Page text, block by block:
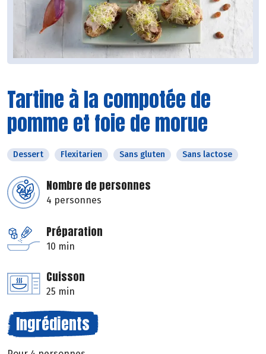
Tartine à la compotée de
pomme et foie de morue
Dessert Flexitarien Sans gluten Sans lactose
Nombre de personnes
4 personnes
Préparation
10 min
Cuisson
25 min
Ingrédients